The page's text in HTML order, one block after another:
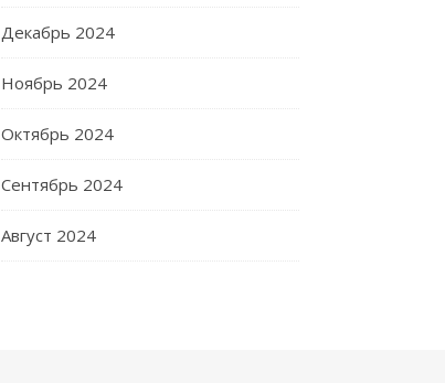
Декабрь 2024
Ноябрь 2024
Октябрь 2024
Сентябрь 2024
Август 2024